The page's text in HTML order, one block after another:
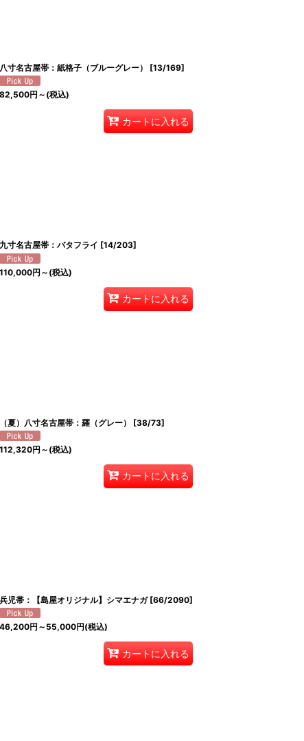
八寸名古屋帯：紙格子（ブルーグレー） [13/169]
82,500円 ～ (税込)
カートに入れる
九寸名古屋帯：バタフライ [14/203]
110,000円 ～ (税込)
カートに入れる
（夏）八寸名古屋帯：羅（グレー） [38/73]
112,320円 ～ (税込)
カートに入れる
兵児帯：【島屋オリジナル】シマエナガ [66/2090]
46,200円 ～55,000円(税込)
カートに入れる